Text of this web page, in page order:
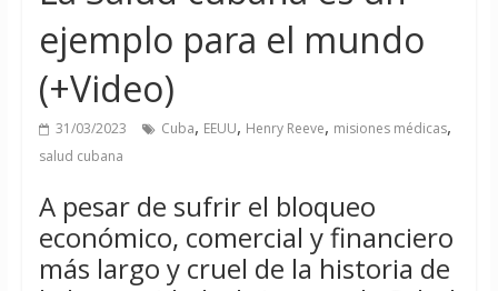
ejemplo para el mundo
(+Video)
31/03/2023 Cuba, EEUU, Henry Reeve, misiones médicas,
salud cubana
A pesar de sufrir el bloqueo
económico, comercial y financiero
más largo y cruel de la historia de